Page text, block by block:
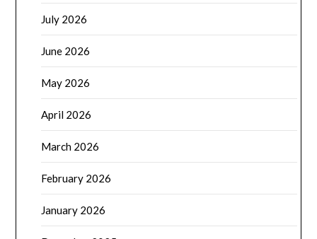
July 2026
June 2026
May 2026
April 2026
March 2026
February 2026
January 2026